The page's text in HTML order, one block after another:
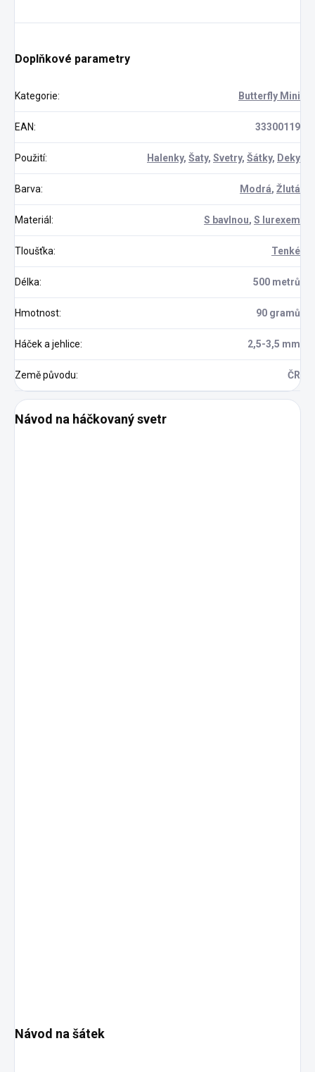
Doplňkové parametry
Kategorie: Butterfly Mini
EAN: 33300119
Použití: Halenky, Šaty, Svetry, Šátky, Deky
Barva: Modrá, Žlutá
Materiál: S bavlnou, S lurexem
Tloušťka: Tenké
Délka: 500 metrů
Hmotnost: 90 gramů
Háček a jehlice: 2,5-3,5 mm
Země původu: ČR
Návod na háčkovaný svetr
Návod na šátek